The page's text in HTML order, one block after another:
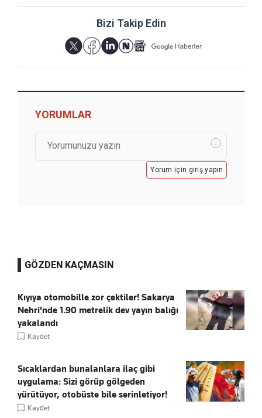
Bizi Takip Edin
YORUMLAR
Yorum için giriş yapın
GÖZDEN KAÇMASIN
Kıyıya otomobille zor çektiler! Sakarya
Nehri'nde 1.90 metrelik dev yayın balığı
yakalandı
Kaydet
Sıcaklardan bunalanlara ilaç gibi
uygulama: Sizi görüp gölgeden
yürütüyor, otobüste bile serinletiyor!
Kaydet